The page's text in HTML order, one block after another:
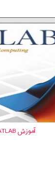
آموزش MATLAB